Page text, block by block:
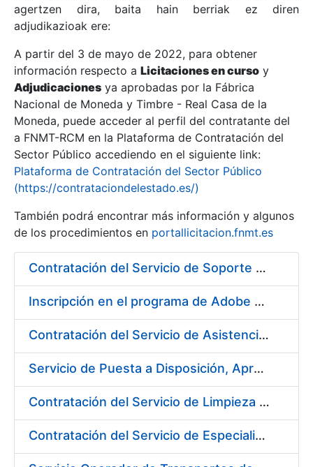
Erakutsi/Ezkutatu
Erakutsi/Ezkutatu
Erakutsi/Ezkutatu
Erakutsi/Ezkutatu
agertzen dira, baita hain berriak ez diren
adjudikazioak ere:
A partir del 3 de mayo de 2022, para obtener
información respecto a Licitaciones en curso y
Adjudicaciones ya aprobadas por la Fábrica
Nacional de Moneda y Timbre - Real Casa de la
Moneda, puede acceder al perfil del contratante del
a FNMT-RCM en la Plataforma de Contratación del
Sector Público accediendo en el siguiente link:
Plataforma de Contratación del Sector Público
(https://contrataciondelestado.es/)
También podrá encontrar más información y algunos
de los procedimientos en portallicitacion.fnmt.es
Contratación del Servicio de Soporte de Sistemas BMC
Inscripción en el programa de Adobe CLP
Contratación del Servicio de Asistencia Técnica Ambiental en la Fábrica de Papel de Burgos
Servicio de Puesta a Disposición, Aprovisionamiento y Mantenimiento de Máquinas Expendedoras de Alimentos Sólidos y Bebidas Calientes y Frías
Contratación del Servicio de Limpieza en la FNMT-RCM para el año 2018
Contratación del Servicio de Especialistas Técnicos en Prevención y Extinción de Incendios en los centros de la Fábrica Nacional de Moneda y Timbre – Real Casa de la Moneda